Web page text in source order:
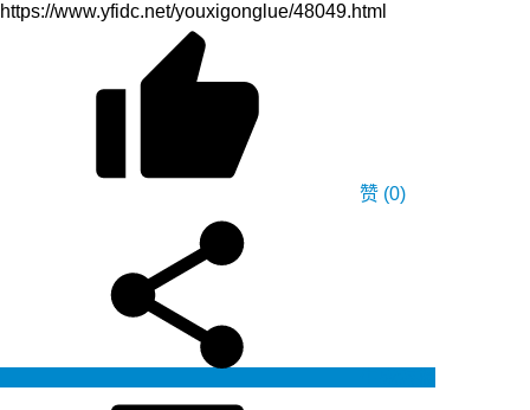
https://www.yfidc.net/youxigonglue/48049.html
赞 (0)